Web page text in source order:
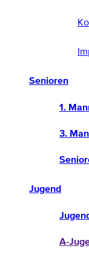
Senioren
1.
3.
Jugend
A-